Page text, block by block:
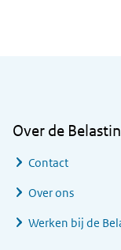
Over de
Contact
Over ons
Werken bij de